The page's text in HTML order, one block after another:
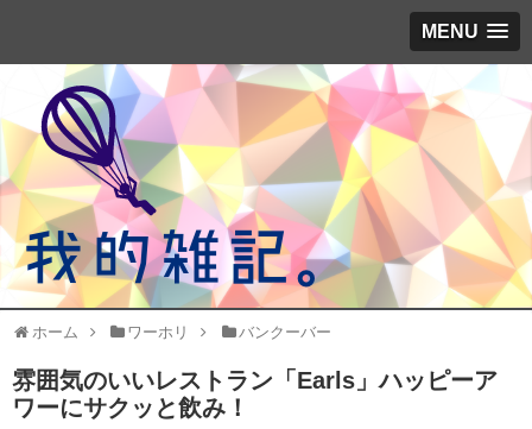
MENU
ホーム ワーホリ バンクーバー
雰囲気のいいレストラン「Earls」ハッピーア
ワーにサクッと飲み！